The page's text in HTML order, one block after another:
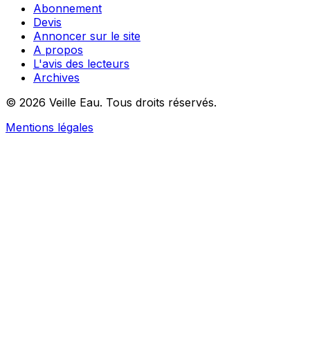
Abonnement
Devis
Annoncer sur le site
A propos
L'avis des lecteurs
Archives
© 2026 Veille Eau. Tous droits réservés.
Mentions légales